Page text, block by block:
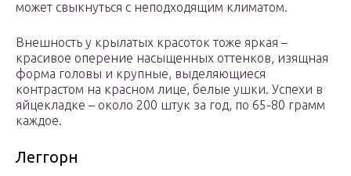
может свыкнуться с неподходящим климатом.
Внешность у крылатых красоток тоже яркая –
красивое оперение насыщенных оттенков, изящная
форма головы и крупные, выделяющиеся
контрастом на красном лице, белые ушки. Успехи в
яйцекладке – около 200 штук за год, по 65-80 грамм
каждое.
Леггорн